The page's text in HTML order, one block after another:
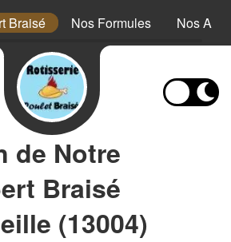
Braisé Nos Formules Nos
de Notre
Braisé
(13004)